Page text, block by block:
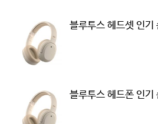
블루투스 헤드셋 인
블루투스 헤드폰 인